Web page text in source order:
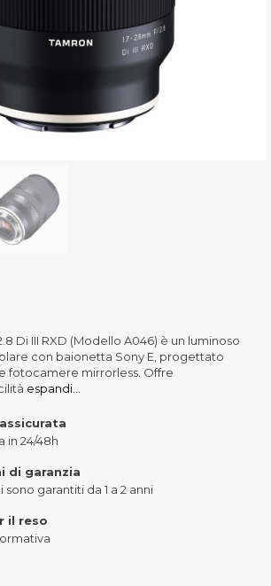
Di III RXD (Modello A046) è un luminoso
con baionetta Sony E, progettato
fotocamere mirrorless. Offre
espandi...
in 24/48h
di garanzia
garantiti da 1 a 2 anni
il reso